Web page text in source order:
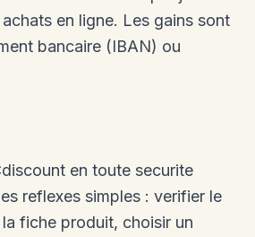
en ligne. Les gains sont
bancaire (IBAN) ou
en toute securite
reflexes simples : verifier le
fiche produit, choisir un